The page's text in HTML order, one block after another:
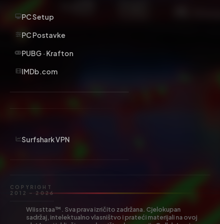
PC Setup
PC Postavke
PUBG · Krafton
IMDb.com
Surfshark VPN
COPYRIGHT
2012 – 2026
Wiissttaa™. Sva prava izričito zadržana. Cjelokupan
sadržaj, intelektualno vlasništvo i prateći materijali na ovoj